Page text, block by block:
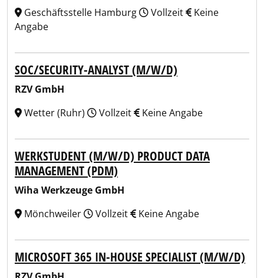
Geschäftsstelle Hamburg
Vollzeit
Keine
Angabe
SOC/SECURITY-ANALYST (M/W/D)
RZV GmbH
Wetter (Ruhr)
Vollzeit Keine Angabe
WERKSTUDENT (M/W/D) PRODUCT DATA
MANAGEMENT (PDM)
Wiha Werkzeuge GmbH
Mönchweiler
Vollzeit Keine Angabe
MICROSOFT 365 IN-HOUSE SPECIALIST (M/W/D)